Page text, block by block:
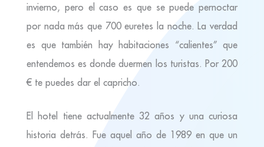
invierno, pero el caso es que se puede pernoctar
por nada más que 700 euretes la noche. La verdad
es que también hay habitaciones “calientes” que
entendemos es donde duermen los turistas. Por 200
€ te puedes dar el capricho.
El hotel tiene actualmente 32 años y una curiosa
historia detrás. Fue aquel año de 1989 en que un